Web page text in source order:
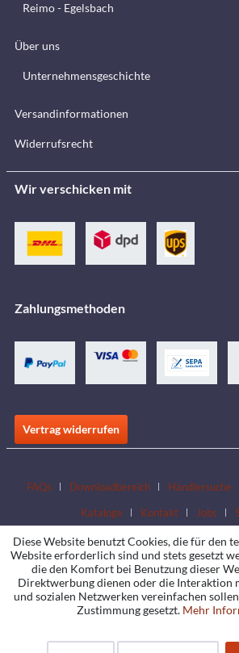
Reimo - Egelsbach
Über uns
Unternehmensgeschichte
Versandinformationen
Widerrufsrecht
Wir verschicken mit
Zahlungsmethoden
Vertrag widerrufen
FAQs Downloadbereich Händlersuche
Kataloge
Kontakt Jobs
Diese Website benutzt Cookies, die für den
Website erforderlich sind und stets gesetzt
die den Komfort bei Benutzung dieser
Direktwerbung dienen oder die Interaktion
und sozialen Netzwerken vereinfachen
Zustimmung gesetzt. Mehr